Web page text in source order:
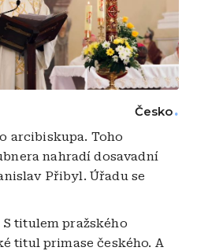
Česko
arcibiskupa. Toho
nahradí dosavadní
Přibyl. Úřadu se
S titulem pražského
titul primase českého. A